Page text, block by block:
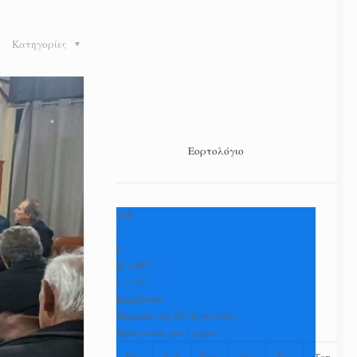
Κατηγορίες
Εορτολόγιο
+35
°
C
H:+39°
L:+25°
Καρδίτσα
Παρασκευή, 07 Αύγουστος
Πρόγνωση για 7 μέρες